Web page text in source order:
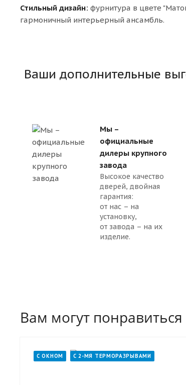
Стильный дизайн: фурнитура в цвете
гармоничный интерьерный ансамбль.
Ваши дополнительные
Мы –
официальные
дилеры крупного
завода
Высокое качество
дверей, двойная
гарантия:
от нас – на
установку,
от завода – на их
изделие.
Вам могут понравиться
С ОКНОМ С 2-МЯ ТЕРМОРАЗРЫВАМИ